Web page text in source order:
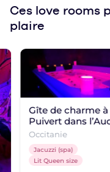
Ces love rooms
plaire
Gîte de charme à
Puivert dans
Occitanie
Jacuzzi (spa)
Lit Queen size